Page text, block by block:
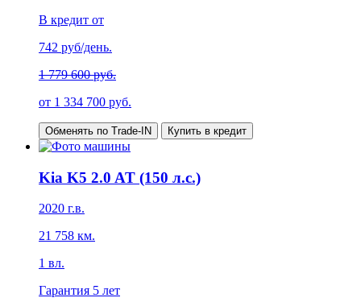
В кредит от
742 руб/день.
1 779 600 руб.
от 1 334 700 руб.
Обменять по Trade-IN Купить в кредит
Kia K5 2.0 AT (150 л.с.)
2020 г.в.
21 758 км.
1 вл.
Гарантия 5 лет